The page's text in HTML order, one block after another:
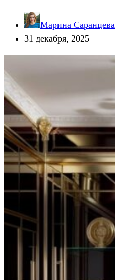
Марина Саранцева
31 декабря, 2025